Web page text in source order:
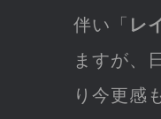
伴い「 レ
ますが、
り今更感